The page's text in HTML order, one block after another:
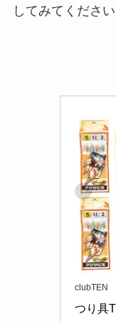
してみてください
clubTEN
つり具